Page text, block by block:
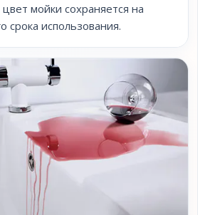
мойки сохраняется на
срока использования.